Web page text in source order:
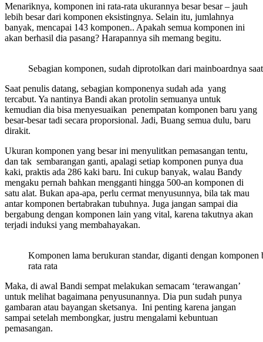
Menariknya, komponen ini rata-rata ukurannya besar besar – jauh
lebih besar dari komponen eksistingnya. Selain itu, jumlahnya
banyak, mencapai 143 komponen.. Apakah semua komponen ini
akan berhasil dia pasang? Harapannya sih memang begitu.
Sebagian komponen, sudah diprotolkan dari mainboardnya
Saat penulis datang, sebagian komponenya sudah ada yang
tercabut. Ya nantinya Bandi akan protolin semuanya untuk
kemudian dia bisa menyesuaikan penempatan komponen baru yang
besar-besar tadi secara proporsional. Jadi, Buang semua dulu, baru
dirakit.
Ukuran komponen yang besar ini menyulitkan pemasangan tentu,
dan tak sembarangan ganti, apalagi setiap komponen punya dua
kaki, praktis ada 286 kaki baru. Ini cukup banyak, walau Bandy
mengaku pernah bahkan mengganti hingga 500-an komponen di
satu alat. Bukan apa-apa, perlu cermat menyusunnya, bila tak mau
antar komponen bertabrakan tubuhnya. Juga jangan sampai dia
bergabung dengan komponen lain yang vital, karena takutnya akan
terjadi induksi yang membahayakan.
Komponen lama berukuran standar, diganti dengan
rata rata
Maka, di awal Bandi sempat melakukan semacam ‘terawangan’
untuk melihat bagaimana penyusunannya. Dia pun sudah punya
gambaran atau bayangan sketsanya. Ini penting karena jangan
sampai setelah membongkar, justru mengalami kebuntuan
pemasangan.